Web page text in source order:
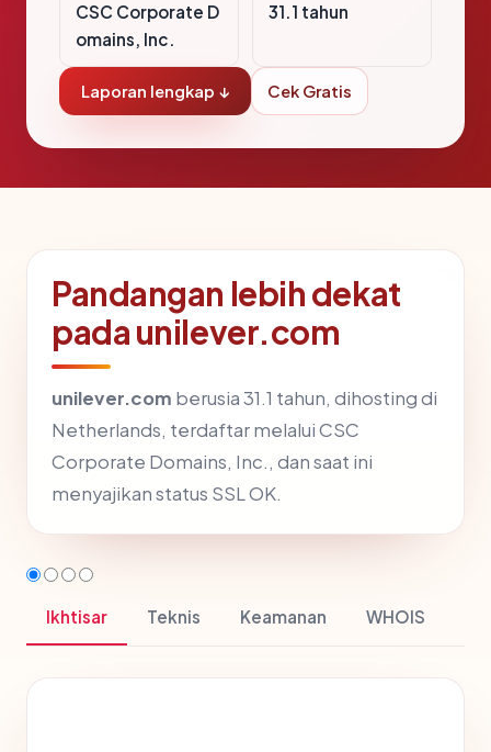
CSC Corporate D
omains, Inc.
31.1 tahun
Laporan lengkap ↓ Cek Gratis
Pandangan lebih dekat
pada unilever.com
unilever.com berusia 31.1 tahun, dihosting di
Netherlands, terdaftar melalui CSC
Corporate Domains, Inc., dan saat ini
menyajikan status SSL OK.
Ikhtisar Teknis Keamanan WHOIS